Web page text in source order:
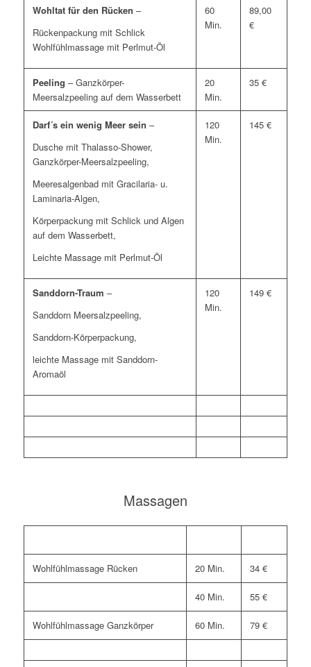
Wohltat für den Rücken –
Rückenpackung mit Schlick
Wohlfühlmassage mit Perlmut-Öl
60
Min.
89,00
€
Peeling – Ganzkörper-
Meersalzpeeling auf dem Wasserbett
20
Min.
35 €
Darf´s ein wenig Meer sein –
Dusche mit Thalasso-Shower,
Ganzkörper-Meersalzpeeling,
Meeresalgenbad mit Gracilaria- u.
Laminaria-Algen,
Körperpackung mit Schlick und Algen
auf dem Wasserbett,
Leichte Massage mit Perlmut-Öl
120
Min.
145 €
Sanddorn-Traum –
Sanddorn Meersalzpeeling,
Sanddorn-Körperpackung,
leichte Massage mit Sanddorn-
Aromaöl
120
Min.
149 €
Massagen
Wohlfühlmassage Rücken 20 Min. 34 €
40 Min. 55 €
Wohlfühlmassage Ganzkörper 60 Min. 79 €